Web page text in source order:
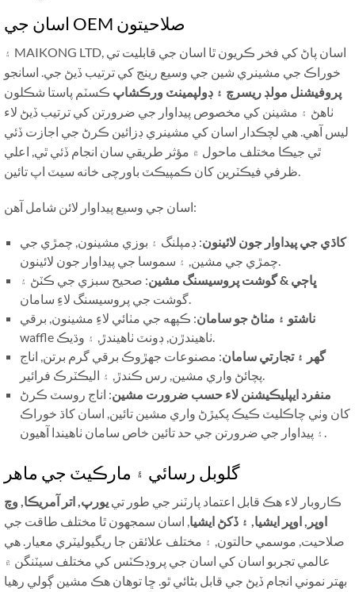
اسان جي OEM صلاحيتون
۽ MAIKONG LTD, اسان پاڻ کي فخر ڪريون ٿا اسان جي قابليت تي
خوراڪ جي مشينري شين جي وسيع رينج کي ترتيب ڏيڻ جي. اسانجو
پروفيشنل مولڊ ريسرچ ۽ ڊولپمينٽ ورڪشاپ ڪسٽم پاستا شڪلون
ٺاهڻ ۽ مشينن کي مخصوص پيداوار جي ضرورتن کي ترتيب ڏيڻ لاء
ليس آهي. هي لچڪدار اسان کي مشينري ڊزائين ڪرڻ جي اجازت ڏئي
ٿي جيڪا مختلف ماحول ۾ مؤثر طريقي سان انجام ڏئي ٿي, اعلي
ظرفي فيڪٽرين کان ڪمپيڪٽ باورچی خانه سيٽ اپ تائين.
اسان جي وسيع پيداوار لائن شامل آهن:
کاڌي جي پيداوار جون لائينون: ڊمپلنگ ۽ بوزي مشينون, چمڙي جي
چمڙي جي مشين, ۽ سموسا جي پيداوار جون لائينون.
ڀاڄي & گوشت پروسيسنگ مشين: صحيح سبزي جي ڪٽڻ ۽
گوشت جي پروسيسنگ لاءِ سامان.
ناشتو ۽ مٺاڻ جو سامان: ڪپهه جي مٺائي لاءِ مشينون, برقي
waffle ٺاهيندڙن, ڊونٽ ٺاهيندڙ, ۽ وڌيڪ.
گھر ۽ تجارتي سامان: مصنوعات جهڙوڪ برقي گرم برتن, اناج
پچائڻ واري مشين, رس ڪندڙ, ۽ اليڪٽرڪ فرائير.
منفرد ايپليڪيشنن لاء حسب ضرورت مشين: اناج روسٽ ڪرڻ
کان وٺي چاڪليٽ ڪيڪ پکيڙڻ واري مشين تائين, اسان کاڌ خوراڪ
۽ پيداوار جي ضرورتن جي حد تائين خاص سامان ٺاهيندا آهيون.
گلوبل رسائي ۽ مارڪيٽ جي ماهر
ڪاروبار لاء هڪ قابل اعتماد پارٽنر جي طور تي يورپ, اتر آمريڪا, وچ
اوڀر, اوڀر ايشيا, ۽ ڏکڻ ايشيا, اسان سمجھون ٿا مختلف طاقت جي
صلاحيت, موسمي حالتون, ۽ مختلف علائقن جا ريگيوليٽري معيار. هي
عالمي تجربو اسان کي اسان جي پروڊڪٽس کي مختلف سيٽنگن ۾
بهتر نموني انجام ڏيڻ جي قابل بڻائي ٿو. ڇا توهان هڪ مشين ڳولي رهيا